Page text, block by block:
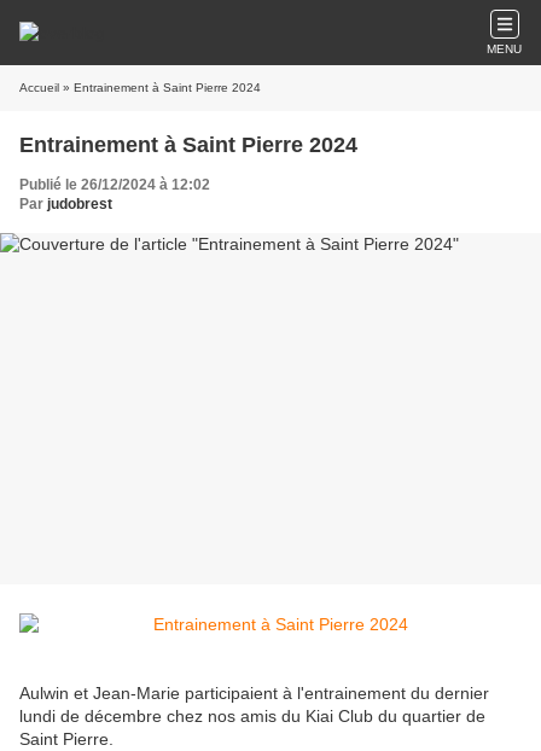
MENU
Accueil » Entrainement à Saint Pierre 2024
Entrainement à Saint Pierre 2024
Publié le 26/12/2024 à 12:02
Par judobrest
Aulwin et Jean-Marie participaient à l'entrainement du dernier
lundi de décembre chez nos amis du Kiai Club du quartier de
Saint Pierre.